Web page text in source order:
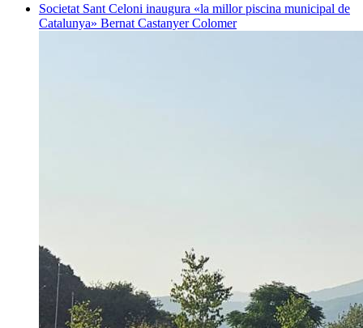
Societat Sant Celoni inaugura «la millor piscina municipal de
Catalunya» Bernat Castanyer Colomer